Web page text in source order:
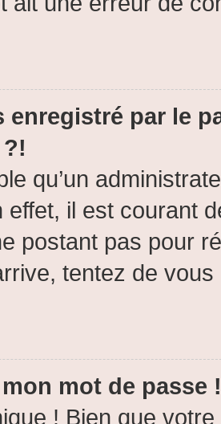
enregistré par le
qu’un
effet, il est courant
postant pas pour
tentez de
mot de passe !
! Bien que